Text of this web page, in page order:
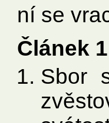
ní se
Článek
Sbor